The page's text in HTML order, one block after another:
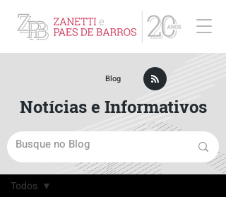
Post
Todos
Blog
Notícias e Informativos